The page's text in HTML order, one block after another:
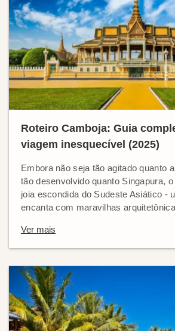
Roteiro Camboja: Guia
viagem inesquecível (2025)
Embora não seja tão agitado quanto
tão desenvolvido quanto Singapura,
joia escondida do Sudeste Asiático -
encanta com maravilhas
Ver mais